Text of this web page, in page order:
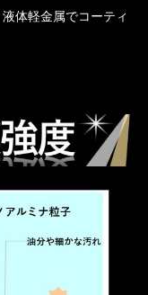
体軽金属でコーティ